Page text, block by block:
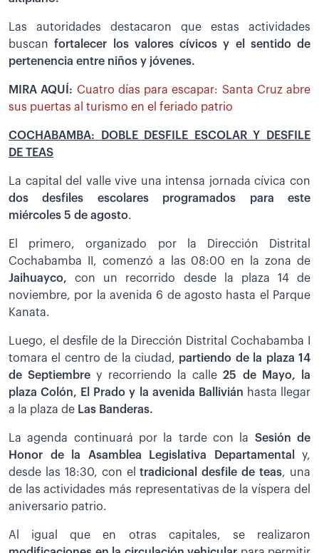
Las autoridades destacaron que estas actividades
buscanfortalecer los valores cívicos y el sentido de
pertenencia entre niños y jóvenes.
MIRA AQUÍ: Cuatro días para escapar: Santa Cruz abre
sus puertas al turismo en el feriado patrio
COCHABAMBA: DOBLE DESFILE ESCOLAR Y DESFILE
DE TEAS
La capital del valle vive una intensa jornada cívica con
dos desfiles escolares programados para este
miércoles 5 de agosto.
El primero, organizado por la Dirección Distrital
Cochabamba II, comenzó a las 08:00 en la zona de
Jaihuayco, con un recorrido desde la plaza 14 de
noviembre, por la avenida 6 de agosto hasta el Parque
Kanata.
Luego, el desfile de la Dirección Distrital Cochabamba I
tomara el centro de la ciudad, partiendo de la plaza 14
de Septiembre y recorriendo la calle25 de Mayo, la
plaza Colón, El Prado y la avenida Ballivián hasta llegar
a la plaza de Las Banderas.
La agenda continuará por la tarde con la Sesión de
Honor de la Asamblea Legislativa Departamental
y,
desde las 18:30, con eltradicional desfile de teas, una
de las actividades más representativas de la víspera del
aniversario patrio.
Al igual que en otras capitales, se realizaron